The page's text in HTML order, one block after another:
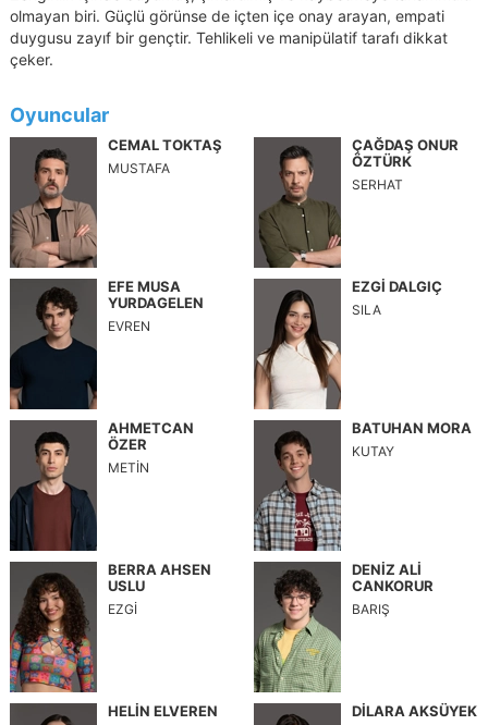
olmayan biri. Güçlü görünse de içten içe onay arayan, empati
duygusu zayıf bir gençtir. Tehlikeli ve manipülatif tarafı dikkat
çeker.
Oyuncular
CEMAL TOKTAŞ
MUSTAFA
ÇAĞDAŞ ONUR
ÖZTÜRK
SERHAT
EFE MUSA
YURDAGELEN
EVREN
EZGİ DALGIÇ
SILA
AHMETCAN
ÖZER
METİN
BATUHAN MORA
KUTAY
BERRA AHSEN
USLU
EZGİ
DENİZ ALİ
CANKORUR
BARIŞ
HELİN ELVEREN DİLARA AKSÜYEK